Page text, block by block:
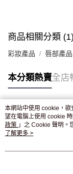
付款後門市自取，訂
商品相關分類 (1)
彩妝產品 唇部產品
本分類熱賣全店
熱門標籤
熱銷排行
本網站中使用 cookie，
望在電腦上使用 cookie
政策 」之 Cookie 聲明。
條款之 Cookie 聲明使用
了解更多 >